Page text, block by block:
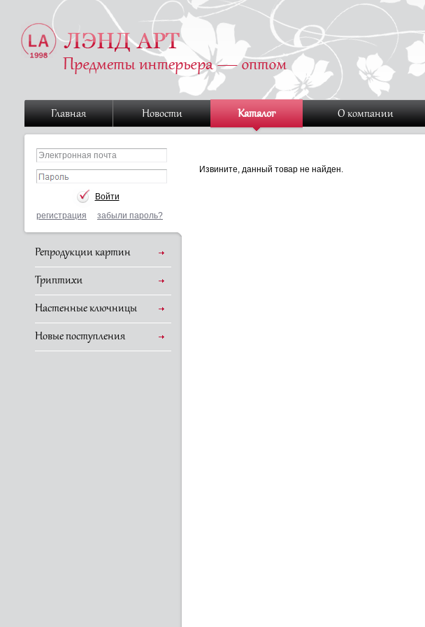
Главная Новости Каталог О компании
регистрация забыли пароль?
Репродукции картин
Триптихи
Настенные ключницы
Новые поступления
Извините, данный товар не найден.